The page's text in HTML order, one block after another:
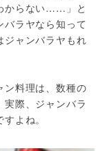
からない……」と
ラヤなら知って
ジャンバラヤもれ
ン料理は、数種の
際、ジャンバラ
よね。